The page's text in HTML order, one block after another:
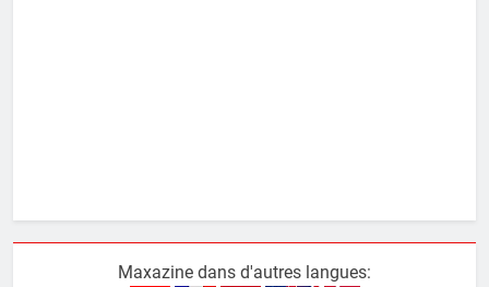
Maxazine dans d'autres langues: